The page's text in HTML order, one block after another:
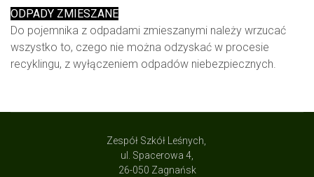
ODPADY ZMIESZANE
Do pojemnika z odpadami zmieszanymi należy wrzucać
wszystko to, czego nie można odzyskać w procesie
recyklingu, z wyłączeniem odpadów niebezpiecznych.
Zespół Szkół Leśnych,
ul. Spacerowa 4,
26-050 Zagnańsk